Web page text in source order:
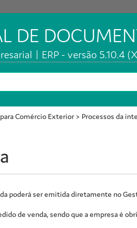
DE
| ERP - versão 5.10.4
Comércio Exterior> Processos da
poderá ser emitida diretamente no
de venda, sendo que a empresa é